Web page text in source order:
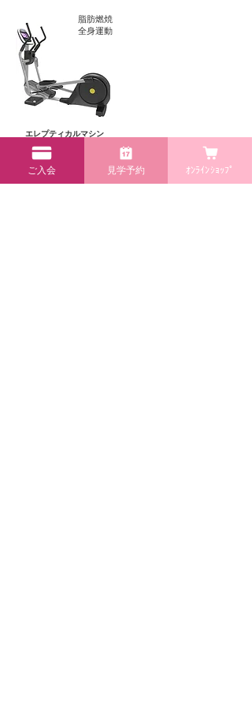
脂肪燃焼
全身運動
エレプティカルマシン
ご入会 見学予約 ｵﾝﾗｲﾝｼｮｯﾌﾟ